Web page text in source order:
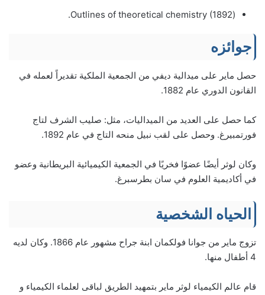
(Outlines of theoretical chemistry (1892.
جوائزه
حصل ماير على ميدالية ديفي من الجمعية الملكية تقديراً لعمله في
القانون الدوري عام 1882.
كما حصل على العديد من الميداليات، مثل: صليب الشرف لتاج
فورتمبيرغ. وحصل على لقب نبيل منحه التاج في عام 1892.
وكان لوثر أيضًا عضوًا فخريًا في الجمعية الكيميائية البريطانية وعضو
في أكاديمية العلوم في سان بطرسبرغ.
الحياه الشخصية
تزوج ماير من جوانا فولكمان ابنة جراح مشهور عام 1866. وكان لديه
4 أطفال منها.
قام عالم الكيمياء لوثر ماير بتمهيد الطريق لباقى لعلماء الكيمياء و